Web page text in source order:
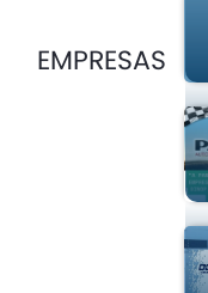
EMPRESAS